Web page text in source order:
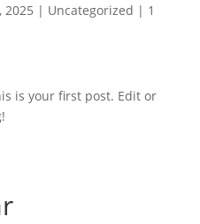
2025 | Uncategorized | 1
is your first post. Edit or